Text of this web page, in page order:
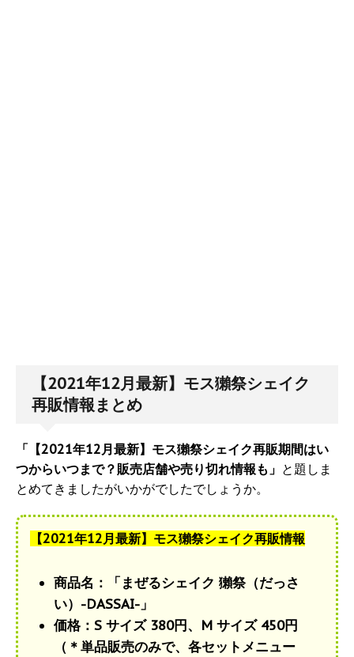
【2021年12月最新】モス獺祭シェイク
再販情報まとめ
「【2021年12月最新】モス獺祭シェイク再販期間はい
つからいつまで？販売店舗や売り切れ情報も」 と題しま
とめてきましたがいかがでしたでしょうか。
【2021年12月最新】モス獺祭シェイク再販情報
商品名：「まぜるシェイク 獺祭（だっさ
い）-DASSAI-」
価格：S サイズ 380円、M サイズ 450円
（＊単品販売のみで、各セットメニュー